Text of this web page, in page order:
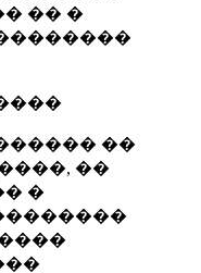
�� �
��
��
�